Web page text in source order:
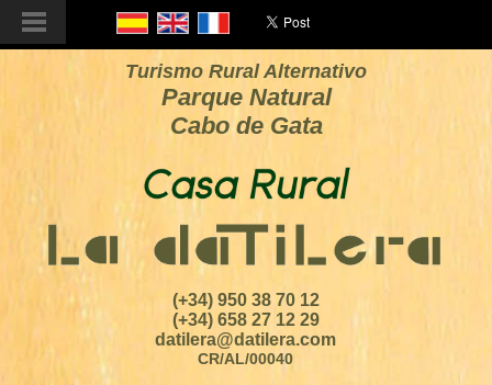
Turismo Rural Alternativo
Parque Natural
Cabo de Gata
(+34) 950 38 70 12
(+34) 658 27 12 29
datilera@datilera.com
CR/AL/00040